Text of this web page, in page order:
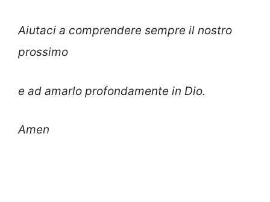
Aiutaci a comprendere sempre il nostro
prossimo
e ad amarlo profondamente in Dio.
Amen